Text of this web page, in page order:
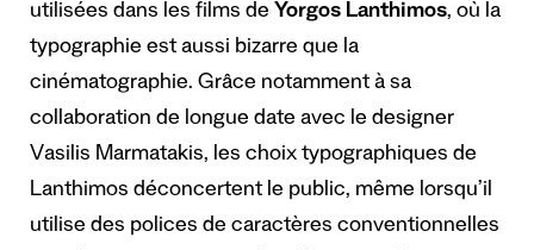
utilisées dans les films de Yorgos Lanthimos, où la
typographie est aussi bizarre que la
cinématographie. Grâce notamment à sa
collaboration de longue date avec le designer
Vasilis Marmatakis, les choix typographiques de
Lanthimos déconcertent le public, même lorsqu’il
utilise des polices de caractères conventionnelles